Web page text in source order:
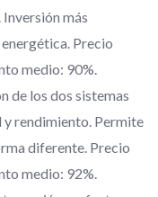
más
Precio
medio: 90%.
de los dos sistemas
rendimiento. Permite
diferente. Precio
medio: 92%.